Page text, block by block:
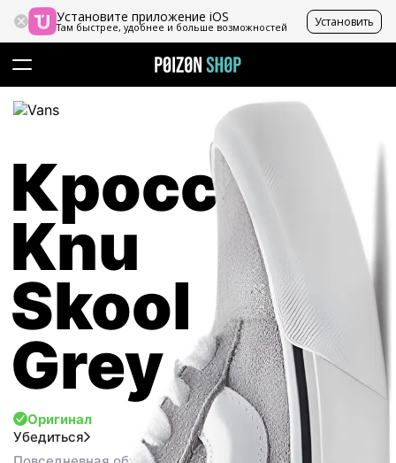
Установите приложение iOS
Там быстрее, удобнее и больше возможностей Установить
Кроссовки
Knu
Skool
Grey
Оригинал
Убедиться